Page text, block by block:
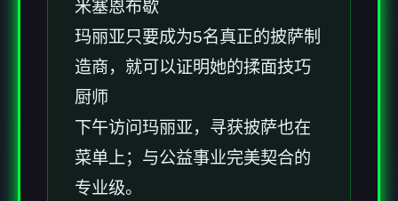
米塞恩布歇
玛丽亚只要成为5名真正的披萨制
造商，就可以证明她的揉面技巧
厨师
下午访问玛丽亚，寻获披萨也在
菜单上；与公益事业完美契合的
专业级。